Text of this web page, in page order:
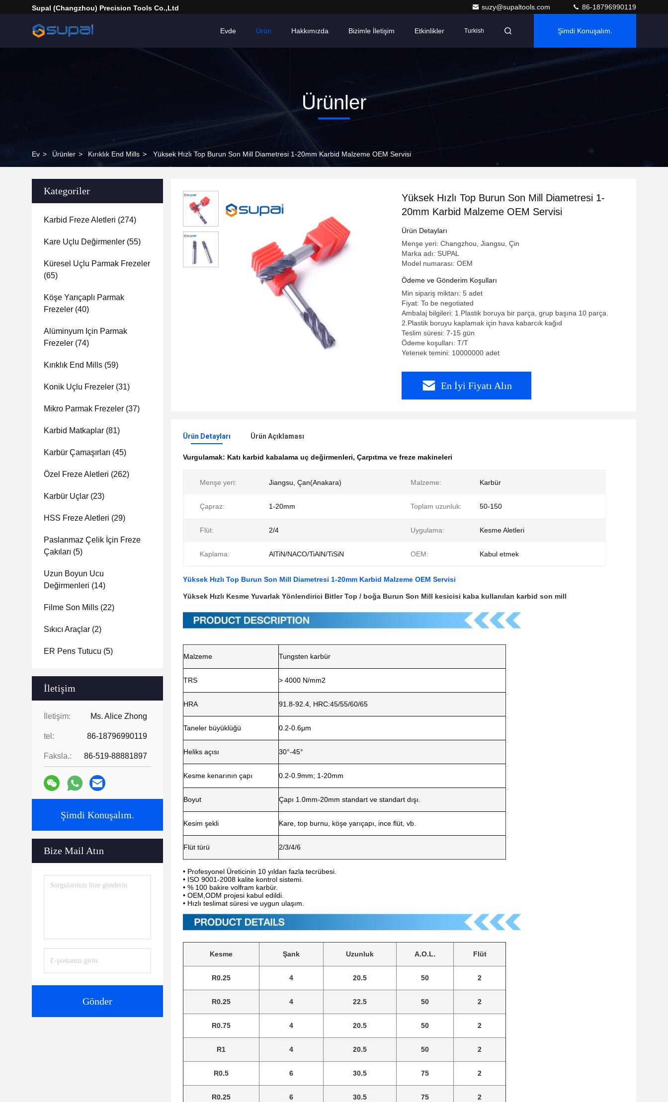
Supal (Changzhou) Precision Tools Co.,Ltd suzy@supaltools.com 86-18796990119
Evde Ürün Hakkımızda Bizimle İletişim Etkinlikler Turkish Şimdi Konuşalım.
Ürünler
Ev > Ürünler > Kırıklık End Mills > Yüksek Hızlı Top Burun Son Mill Diametresi 1-20mm Karbid Malzeme OEM Servisi
Kategoriler
Karbid Freze Aletleri (274)
Kare Uçlu Değirmenler (55)
Küresel Uçlu Parmak Frezeler
(65)
Köşe Yarıçaplı Parmak
Frezeler (40)
Alüminyum Için Parmak
Frezeler (74)
Kırıklık End Mills (59)
Konik Uçlu Frezeler (31)
Mikro Parmak Frezeler (37)
Karbid Matkaplar (81)
Karbür Çamaşırları (45)
Özel Freze Aletleri (262)
Karbür Uçlar (23)
HSS Freze Aletleri (29)
Paslanmaz Çelik İçin Freze
Çakıları (5)
Uzun Boyun Ucu
Değirmenleri (14)
Filme Son Mills (22)
Sıkıcı Araçlar (2)
ER Pens Tutucu (5)
İletişim
İletişim: Ms. Alice Zhong
tel: 86-18796990119
Faksla.: 86-519-88881897
Şimdi Konuşalım.
Bize Mail Atın
Gönder
Yüksek Hızlı Top Burun Son Mill Diametresi 1-
20mm Karbid Malzeme OEM Servisi
Ürün Detayları
Menşe yeri: Changzhou, Jiangsu, Çin
Marka adı: SUPAL
Model numarası: OEM
Ödeme ve Gönderim Koşulları
Min sipariş miktarı: 5 adet
Fiyat: To be negotiated
Ambalaj bilgileri: 1.Plastik boruya bir parça, grup başına 10 parça.
2.Plastik boruyu kaplamak için hava kabarcık kağıd
Teslim süresi: 7-15 gün
Ödeme koşulları: T/T
Yetenek temini: 10000000 adet
En İyi Fiyatı Alın
Ürün Detayları Ürün Açıklaması
Vurgulamak: Katı karbid kabalama uç değirmenleri, Çarpıtma ve freze makineleri
Menşe yeri: Jiangsu, Çan(Anakara) Malzeme: Karbür
Çapraz: 1-20mm Toplam uzunluk: 50-150
Flüt: 2/4 Uygulama: Kesme Aletleri
Kaplama: AlTiN/NACO/TiAlN/TiSiN OEM: Kabul etmek
Yüksek Hızlı Top Burun Son Mill Diametresi 1-20mm Karbid Malzeme OEM Servisi
Yüksek Hızlı Kesme Yuvarlak Yönlendirici Bitler Top / boğa Burun Son Mill kesicisi kaba kullanılan karbid son mill
Malzeme Tungsten karbür
TRS > 4000 N/mm2
HRA 91.8-92.4, HRC:45/55/60/65
Taneler büyüklüğü 0.2-0.6μm
Heliks açısı 30°-45°
Kesme kenarının çapı 0.2-0.9mm; 1-20mm
Boyut Çapı 1.0mm-20mm standart ve standart dışı.
Kesim şekli Kare, top burnu, köşe yarıçapı, ince flüt, vb.
Flüt türü 2/3/4/6
• Profesyonel Üreticinin 10 yıldan fazla tecrübesi.
• ISO 9001-2008 kalite kontrol sistemi.
• % 100 bakire volfram karbür.
• OEM,ODM projesi kabul edildi.
• Hızlı teslimat süresi ve uygun ulaşım.
Kesme Şank Uzunluk A.O.L. Flüt
R0.25 4 20.5 50 2
R0.25 4 22.5 50 2
R0.75 4 20.5 50 2
R1 4 20.5 50 2
R0.5 6 30.5 75 2
R0.25 6 30.5 75 2